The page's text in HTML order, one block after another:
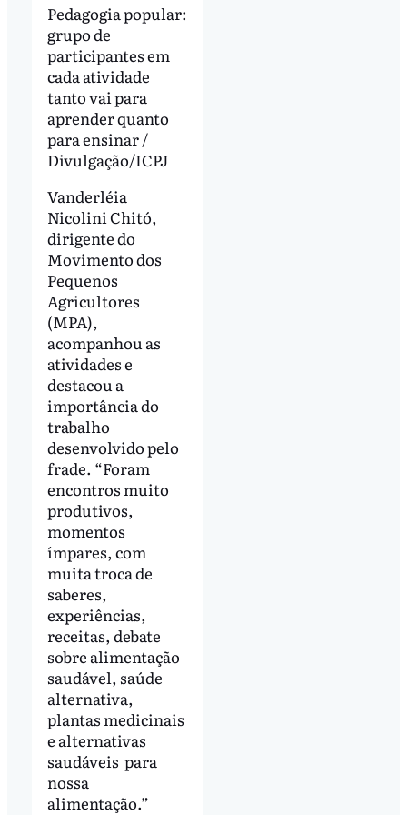
Pedagogia popular:
grupo de
participantes em
cada atividade
tanto vai para
aprender quanto
para ensinar /
Divulgação/ICPJ
Vanderléia
Nicolini Chitó,
dirigente do
Movimento dos
Pequenos
Agricultores
(MPA),
acompanhou as
atividades e
destacou a
importância do
trabalho
desenvolvido pelo
frade. “Foram
encontros muito
produtivos,
momentos
ímpares, com
muita troca de
saberes,
experiências,
receitas, debate
sobre alimentação
saudável, saúde
alternativa,
plantas medicinais
e alternativas
saudáveis para
nossa
alimentação.”